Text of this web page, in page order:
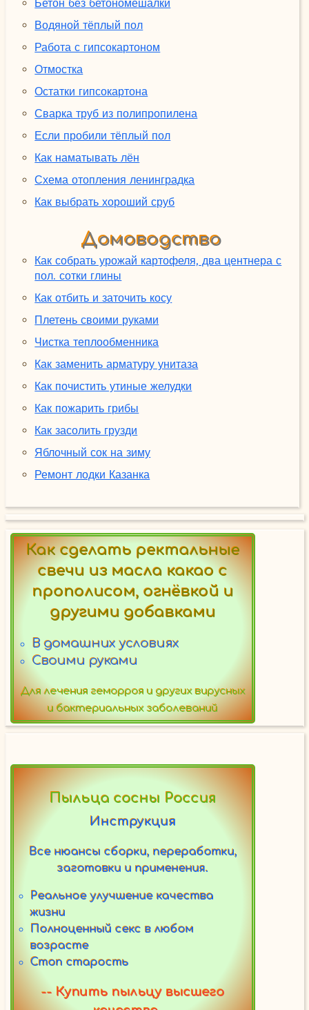
Бетон без бетономешалки
Водяной тёплый пол
Работа с гипсокартоном
Отмостка
Остатки гипсокартона
Сварка труб из полипропилена
Если пробили тёплый пол
Как наматывать лён
Схема отопления ленинградка
Как выбрать хороший сруб
Домоводство
Как собрать урожай картофеля, два центнера с
пол. сотки глины
Как отбить и заточить косу
Плетень своими руками
Чистка теплообменника
Как заменить арматуру унитаза
Как почистить утиные желудки
Как пожарить грибы
Как засолить грузди
Яблочный сок на зиму
Ремонт лодки Казанка
Как сделать ректальные
свечи из масла какао с
прополисом, огнёвкой и
другими добавками
В домашних условиях
Своими руками
Для лечения геморроя и других вирусных
и бактериальных заболеваний
Пыльца сосны Россия
Инструкция
Все нюансы сборки, переработки,
заготовки и применения.
Реальное улучшение качества
жизни
Полноценный секс в любом
возрасте
Стоп старость
-- Купить пыльцу высшего